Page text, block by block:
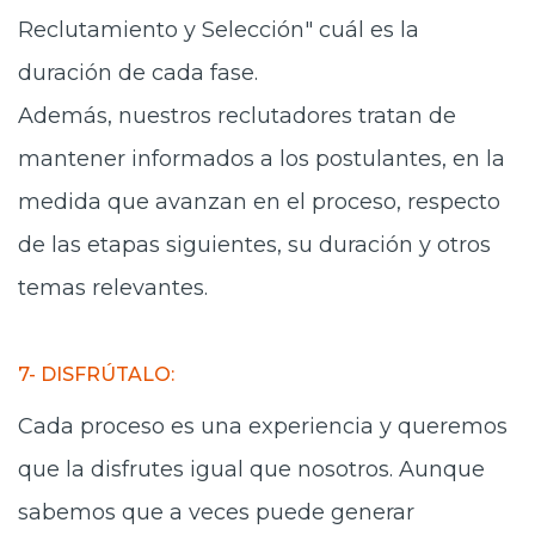
Reclutamiento y Selección" cuál es la
duración de cada fase.
Además, nuestros reclutadores tratan de
mantener informados a los postulantes, en la
medida que avanzan en el proceso, respecto
de las etapas siguientes, su duración y otros
temas relevantes.
7- DISFRÚTALO:
Cada proceso es una experiencia y queremos
que la disfrutes igual que nosotros. Aunque
sabemos que a veces puede generar